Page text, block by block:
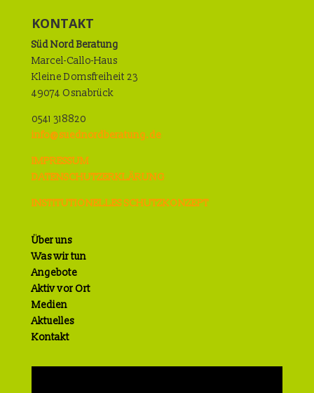
KONTAKT
Süd Nord Beratung
Marcel-Callo-Haus
Kleine Domsfreiheit 23
49074 Osnabrück
0541 318820
info@suednordberatung.de
IMPRESSUM
DATENSCHUTZERKLÄRUNG
INSTITUTIONELLES SCHUTZKONZEPT
Über uns
Was wir tun
Angebote
Aktiv vor Ort
Medien
Aktuelles
Kontakt